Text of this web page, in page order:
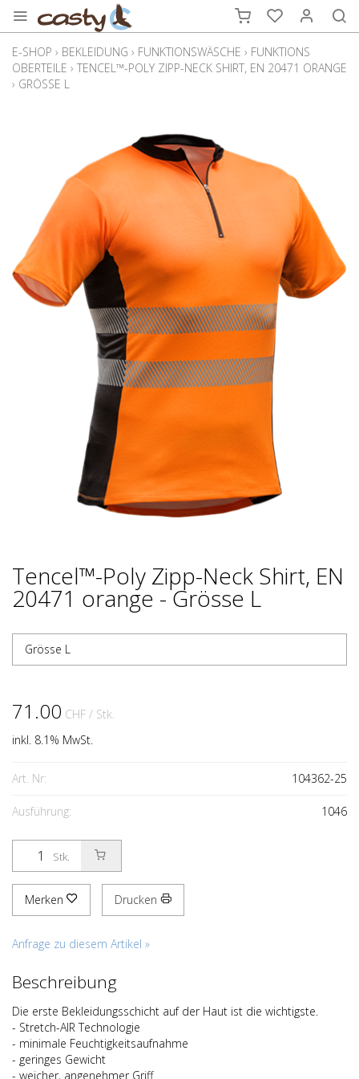
E-SHOP › BEKLEIDUNG › FUNKTIONSWÄSCHE › FUNKTIONS
OBERTEILE › TENCEL™-POLY ZIPP-NECK SHIRT, EN 20471 ORANGE
› GRÖSSE L
Tencel™-Poly Zipp-Neck Shirt, EN
20471 orange - Grösse L
Grösse L
71.00 CHF / Stk.
inkl. 8.1% MwSt.
Art. Nr: 104362-25
Ausführung: 1046
Stk.
Merken Drucken
Anfrage zu diesem Artikel »
Beschreibung
Die erste Bekleidungsschicht auf der Haut ist die wichtigste.
- Stretch-AIR Technologie
- minimale Feuchtigkeitsaufnahme
- geringes Gewicht
- weicher, angenehmer Griff